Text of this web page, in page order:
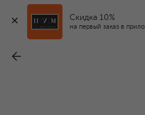
Скидка 10%
на первый заказ в